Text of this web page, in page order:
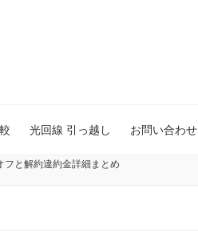
光回線 引っ越し お問い合わせ
フと解約違約金詳細まとめ